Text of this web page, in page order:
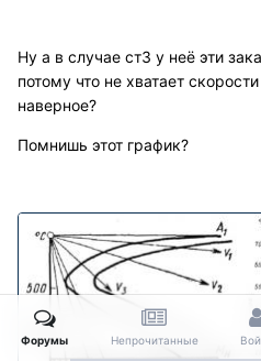
Ну а в случае ст3 у неё эти
потому что не хватает
наверное?
Помнишь этот график?
Форумы Непрочитанные